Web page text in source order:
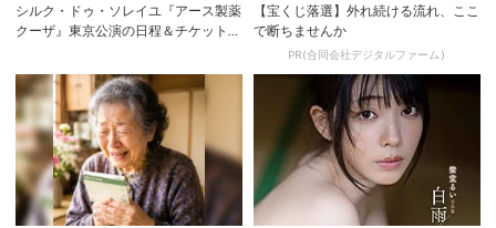
シルク・ドゥ・ソレイユ『アース製薬
クーザ』東京公演の日程＆チケット情
【宝くじ落選】外れ続ける流れ、ここ
で断ちませんか
PR(合同会社デジタルファーム )